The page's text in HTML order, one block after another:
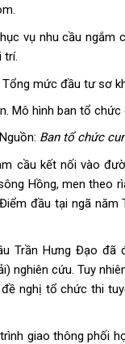
vụ nhu cầu ngắm
trí.
mức đầu tư sơ
Ban tổ chức
cầu kết nối vào
Hồng, men theo
đầu tại ngã năm
Trần Hưng Đạo đã
nghiên cứu. Tuy
nghị tổ chức thi
giao thông phối